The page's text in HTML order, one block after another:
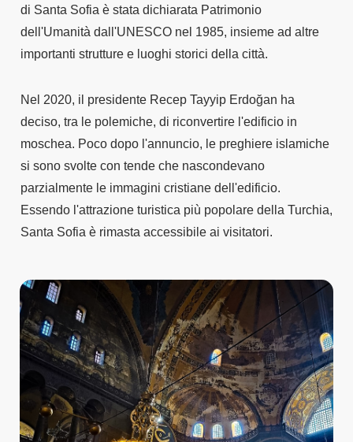
di Santa Sofia è stata dichiarata Patrimonio
dell'Umanità dall'UNESCO nel 1985, insieme ad altre
importanti strutture e luoghi storici della città.
Nel 2020, il presidente Recep Tayyip Erdoğan ha
deciso, tra le polemiche, di riconvertire l'edificio in
moschea. Poco dopo l'annuncio, le preghiere islamiche
si sono svolte con tende che nascondevano
parzialmente le immagini cristiane dell'edificio.
Essendo l'attrazione turistica più popolare della Turchia,
Santa Sofia è rimasta accessibile ai visitatori.